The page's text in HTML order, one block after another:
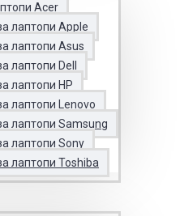
Acer
лаптопи Apple
лаптопи Asus
лаптопи Dell
лаптопи HP
лаптопи Lenovo
лаптопи Samsung
лаптопи Sony
лаптопи Toshiba